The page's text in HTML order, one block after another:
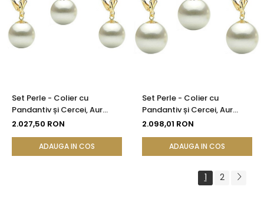
Set Perle - Colier cu
Pandantiv și Cercei, Aur
Galben 14K, Perle Albe
2.027,50 RON
ADAUGA IN COS
Set Perle - Colier cu
Pandantiv și Cercei, Aur
Galben 14K, Perle Albe
KASKADDA®
2.098,01 RON
ADAUGA IN COS
1 2